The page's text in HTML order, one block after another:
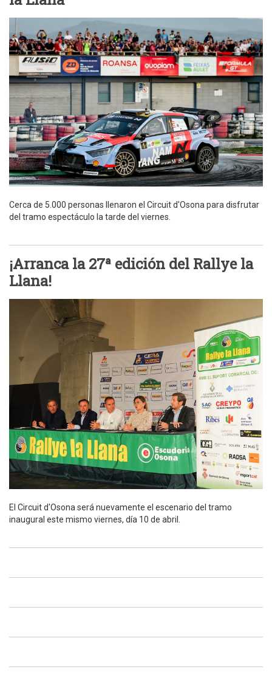
Cerca de 5.000 personas llenaron el Circuit d'Osona para disfrutar
del tramo espectáculo la tarde del viernes.
¡Arranca la 27ª edición del Rallye la
Llana!
El Circuit d'Osona será nuevamente el escenario del tramo
inaugural este mismo viernes, día 10 de abril.